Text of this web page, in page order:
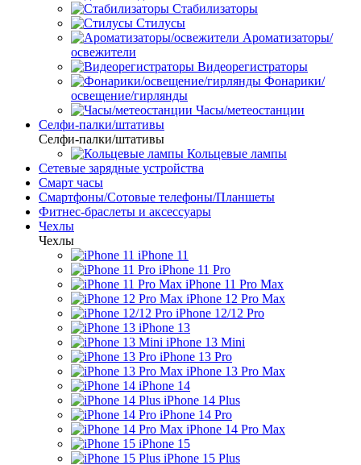
Стабилизаторы
Стилусы
Ароматизаторы/
освежители
Видеорегистраторы
Фонарики/
освещение/гирлянды
Часы/метеостанции
Селфи-палки/штативы
Селфи-палки/штативы
Кольцевые лампы
Сетевые зарядные устройства
Смарт часы
Смартфоны/Сотовые телефоны/Планшеты
Фитнес-браслеты и аксессуары
Чехлы
Чехлы
iPhone 11
iPhone 11 Pro
iPhone 11 Pro Max
iPhone 12 Pro Max
iPhone 12/12 Pro
iPhone 13
iPhone 13 Mini
iPhone 13 Pro
iPhone 13 Pro Max
iPhone 14
iPhone 14 Plus
iPhone 14 Pro
iPhone 14 Pro Max
iPhone 15
iPhone 15 Plus